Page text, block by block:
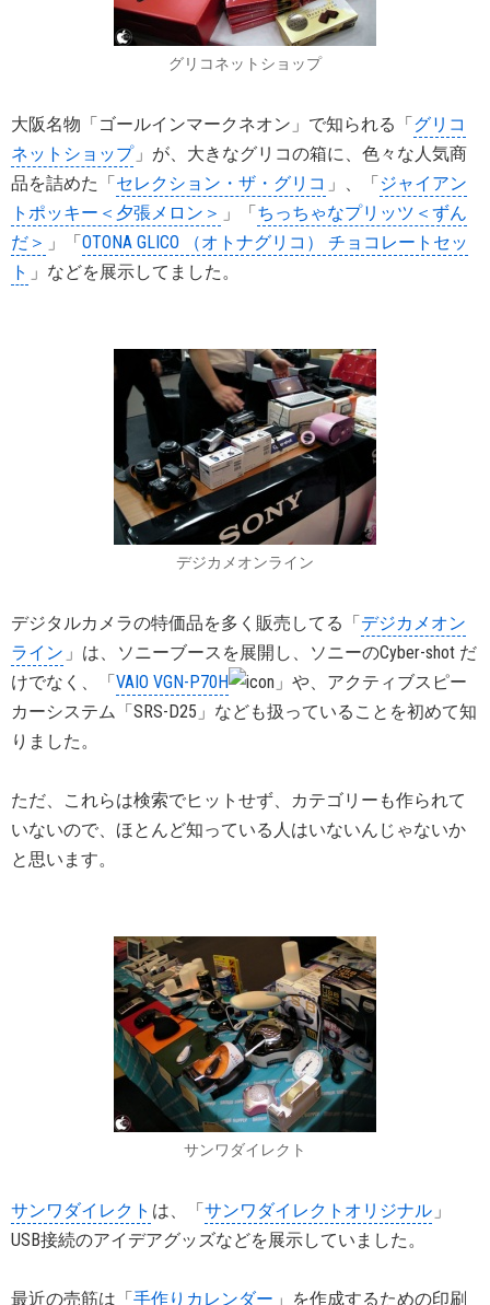
グリコネットショップ
大阪名物「ゴールインマークネオン」で知られる「グリコ
ネットショップ 」が、大きなグリコの箱に、色々な人気商
品を詰めた「セレクション・ザ・グリコ 」、「ジャイアン
トポッキー＜夕張メロン＞ 」「ちっちゃなプリッツ＜ずん
だ＞ 」「OTONA GLICO （オトナグリコ） チョコレートセッ
ト 」などを展示してました。
デジカメオンライン
デジタルカメラの特価品を多く販売してる「デジカメオン
ライン 」は、ソニーブースを展開し、ソニーのCyber-shot だ
けでなく、「VAIO VGN-P70H
」や、アクティブスピー
カーシステム「SRS-D25」なども扱っていることを初めて知
りました。
ただ、これらは検索でヒットせず、カテゴリーも作られて
いないので、ほとんど知っている人はいないんじゃないか
と思います。
サンワダイレクト
サンワダイレクト は、「サンワダイレクトオリジナル 」
USB接続のアイデアグッズなどを展示していました。
最近の売筋は「手作りカレンダー 」を作成するための印刷